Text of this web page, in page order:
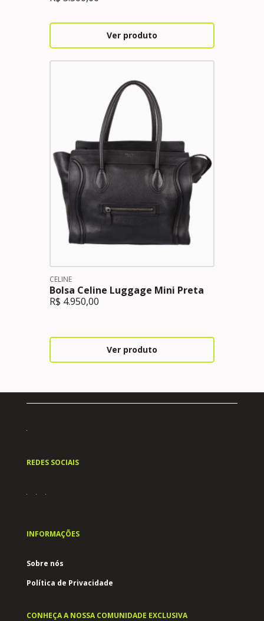
Ver produto
CELINE
Bolsa Celine Luggage Mini Preta
R$ 4.950,00
Ver produto
REDES SOCIAIS
INFORMAÇÕES
Sobre nós
Política de Privacidade
CONHEÇA A NOSSA COMUNIDADE EXCLUSIVA